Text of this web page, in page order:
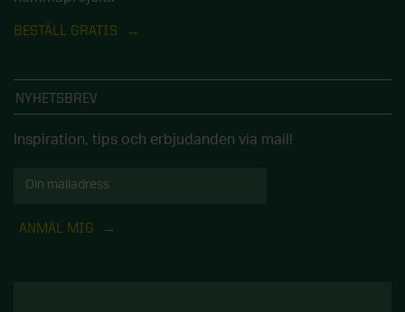
BESTÄLL GRATIS
NYHETSBREV
Inspiration, tips och erbjudanden via mail!
ANMÄL MIG